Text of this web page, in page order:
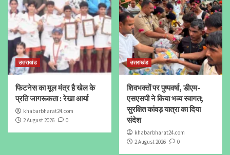
उत्तराखंड
फिटनेस का मूल मंत्र है खेल के
प्रति जागरूकता : रेखा आर्या
khabarbharat24.com
2 August 2026
0
उत्तराखंड
शिवभक्तों पर पुष्पवर्षा, डीएम-
एसएसपी ने किया भव्य स्वागत;
सुरक्षित कांवड़ यात्रा का दिया
संदेश
khabarbharat24.com
2 August 2026
0